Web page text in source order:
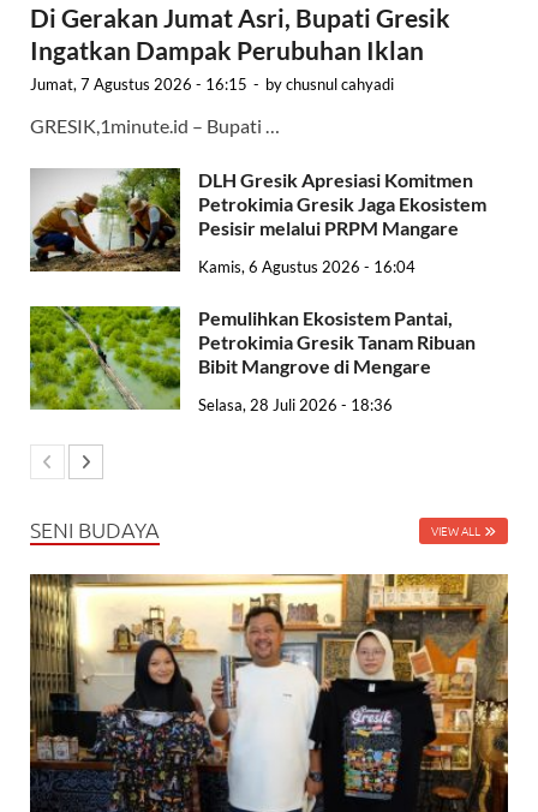
Di Gerakan Jumat Asri, Bupati Gresik
Ingatkan Dampak Perubuhan Iklan
Jumat, 7 Agustus 2026 - 16:15 - bychusnul cahyadi
GRESIK,1minute.id – Bupati …
DLH Gresik Apresiasi Komitmen
Petrokimia Gresik Jaga Ekosistem
Pesisir melalui PRPM Mangare
Kamis, 6 Agustus 2026 - 16:04
Pemulihkan Ekosistem Pantai,
Petrokimia Gresik Tanam Ribuan
Bibit Mangrove di Mengare
Selasa, 28 Juli 2026 - 18:36
SENI BUDAYA VIEW ALL